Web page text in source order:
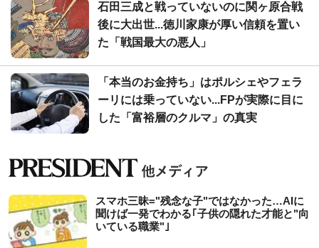
石田三成と戦っていないのに関ヶ原合戦
後に大出世...徳川家康が厚い信頼を置い
た「戦国最大の悪人」
「本当のお金持ち」はポルシェやフェラ
ーリには乗っていない...FPが実際に目に
した「富裕層のクルマ」の真実
スマホ三昧="残念な子"ではなかった…AIに
聞けば一発でわかる｢子供の隠れた才能と"向
いている職業"｣